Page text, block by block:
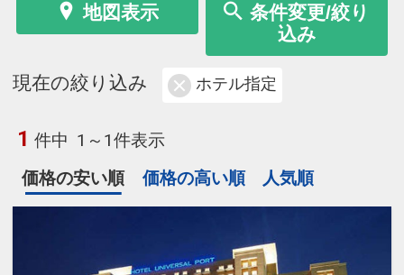
地図表示
条件変更/絞り
込み
現在の絞り込み ホテル指定
1 件中 1～1件表示
価格の安い順
価格の高い順 人気順